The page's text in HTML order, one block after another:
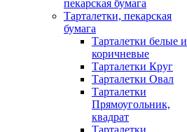
пекарская бумага
Тарталетки, пекарская
бумага
Тарталетки белые и
коричневые
Тарталетки Круг
Тарталетки Овал
Тарталетки
Прямоугольник,
квадрат
Тарталетки